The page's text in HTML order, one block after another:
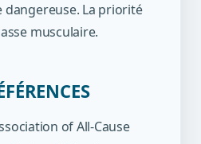
La priorité
musculaire.
of All-Cause